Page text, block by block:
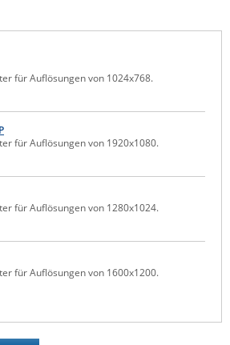
für Auflösungen von 1024x768.
für Auflösungen von 1920x1080.
für Auflösungen von 1280x1024.
für Auflösungen von 1600x1200.